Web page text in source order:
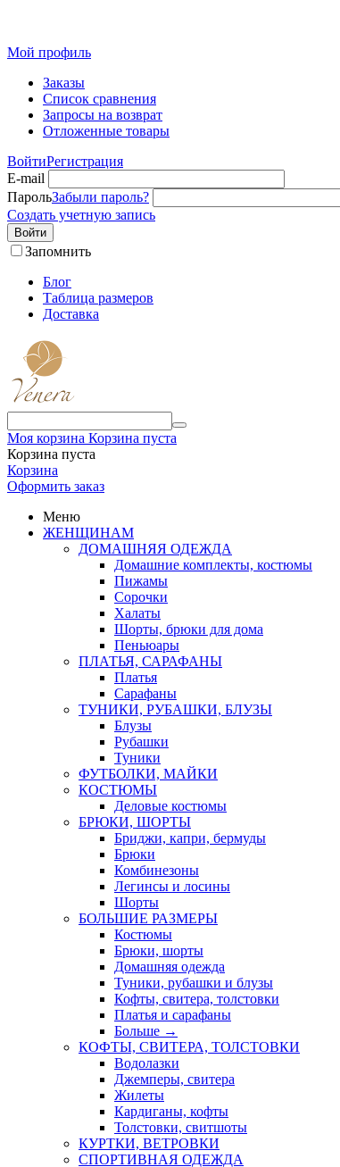
Мой профиль
Заказы
Список сравнения
Запросы на возврат
Отложенные товары
ВойтиРегистрация
E-mail
ПарольЗабыли пароль?
Создать учетную запись
Войти
Запомнить
Блог
Таблица размеров
Доставка
Моя корзина Корзина пуста
Корзина пуста
Корзина
Оформить заказ
Меню
ЖЕНЩИНАМ
ДОМАШНЯЯ ОДЕЖДА
Домашние комплекты, костюмы
Пижамы
Сорочки
Халаты
Шорты, брюки для дома
Пеньюары
ПЛАТЬЯ, САРАФАНЫ
Платья
Сарафаны
ТУНИКИ, РУБАШКИ, БЛУЗЫ
Блузы
Рубашки
Туники
ФУТБОЛКИ, МАЙКИ
КОСТЮМЫ
Деловые костюмы
БРЮКИ, ШОРТЫ
Бриджи, капри, бермуды
Брюки
Комбинезоны
Легинсы и лосины
Шорты
БОЛЬШИЕ РАЗМЕРЫ
Костюмы
Брюки, шорты
Домашняя одежда
Туники, рубашки и блузы
Кофты, свитера, толстовки
Платья и сарафаны
Больше →
КОФТЫ, СВИТЕРА, ТОЛСТОВКИ
Водолазки
Джемперы, свитера
Жилеты
Кардиганы, кофты
Толстовки, свитшоты
КУРТКИ, ВЕТРОВКИ
СПОРТИВНАЯ ОДЕЖДА